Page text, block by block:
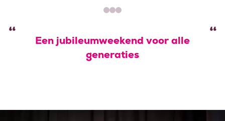
“
Een jubileumweekend voor alle
generaties
“